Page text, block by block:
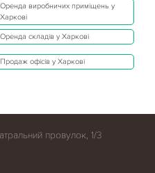
Оренда виробничих приміщень у
Харкові
Оренда складів у Харкові
Продаж офісів у Харкові
провулок, 1/3